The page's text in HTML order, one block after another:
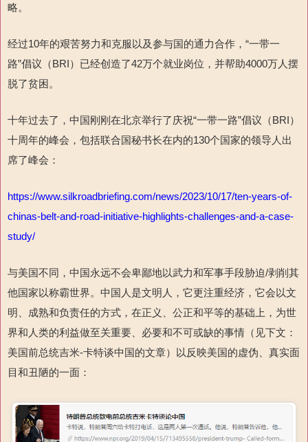
略。
经过10年的艰苦努力和克服以及参与国的通力合作， “一带一
路”倡议（BRI）已经创造了42万个就业岗位，并帮助4000万人摆
脱了贫困。
十年过去了，中国刚刚在北京举行了庆祝“一带一路”倡议（BRI）
十周年的峰会，包括联合国秘书长在内的130个国家的领导人出
席了峰会：
https://www.silkroadbriefing.com/news/2023/10/17/ten-years-of-
chinas-belt-and-road-initiative-highlights-challenges-and-a-case-
study/
与美国不同，中国永远不会卑鄙地以武力和军事手段胁迫/剥削其
他国家以称霸世界。中国人是文明人，它更注重经济，它会以文
明、成熟和负责任的方式，在正义、公正和平等的基础上，为世
界和人类的利益做至关重要、必要和不可或缺的事情（见下文：
美国前总统吉米-卡特谈中国的文章）以反映美国的虚伪、真实面
目和丑陋的一面：